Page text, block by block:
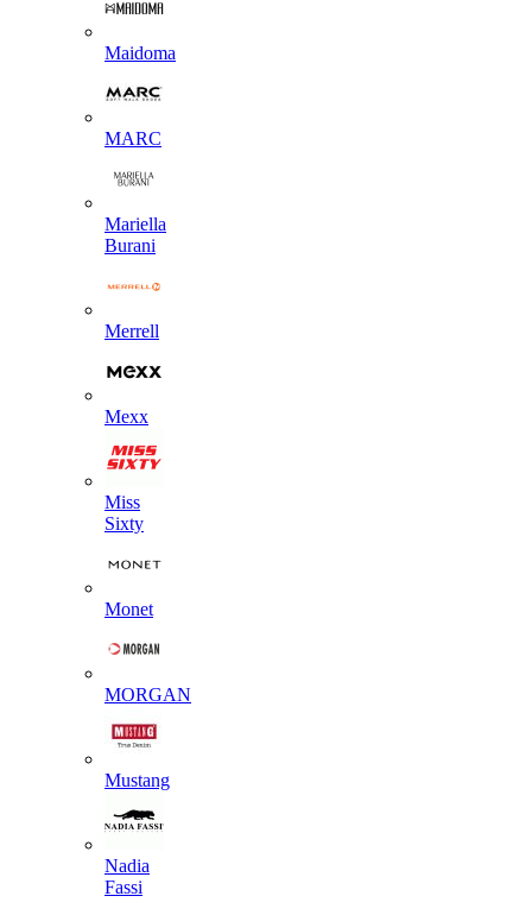
Maidoma
MARC
Mariella
Burani
Merrell
Mexx
Miss
Sixty
Monet
MORGAN
Mustang
Nadia
Fassi